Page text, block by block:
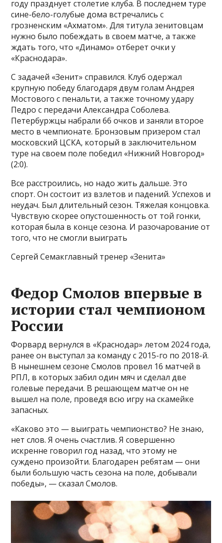
году празднует столетие клуба. В последнем туре
сине-бело-голубые дома встречались с
грозненским «Ахматом». Для титула зенитовцам
нужно было побеждать в своем матче, а также
ждать того, что «Динамо» отберет очки у
«Краснодара».
С задачей «Зенит» справился. Клуб одержал
крупную победу благодаря двум голам Андрея
Мостового с пенальти, а также точному удару
Педро с передачи Александра Соболева.
Петербуржцы набрали 66 очков и заняли второе
место в чемпионате. Бронзовым призером стал
московский ЦСКА, который в заключительном
туре на своем поле победил «Нижний Новгород»
(2:0).
Все расстроились, но надо жить дальше. Это
спорт. Он состоит из взлетов и падений. Успехов и
неудач. Был длительный сезон. Тяжелая концовка.
Чувствую скорее опустошенность от той гонки,
которая была в конце сезона. И разочарование от
того, что не смогли выиграть
Сергей Семакглавный тренер «Зенита»
Федор Смолов впервые в
истории стал чемпионом
России
Форвард вернулся в «Краснодар» летом 2024 года,
ранее он выступал за команду с 2015-го по 2018-й.
В нынешнем сезоне Смолов провел 16 матчей в
РПЛ, в которых забил один мяч и сделал две
голевые передачи. В решающем матче он не
вышел на поле, проведя всю игру на скамейке
запасных.
«Каково это — выиграть чемпионство? Не знаю,
нет слов. Я очень счастлив. Я совершенно
искренне говорил год назад, что этому не
суждено произойти. Благодарен ребятам — они
были большую часть сезона на поле, добывали
победы», — сказал Смолов.